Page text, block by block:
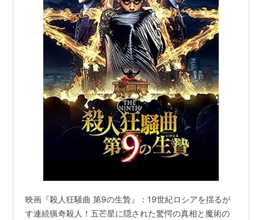
映画『殺人狂騒曲 第9の生贄』：19世紀ロシアを揺るが
す連続猟奇殺人！五芒星に隠された驚愕の真相と魔術の